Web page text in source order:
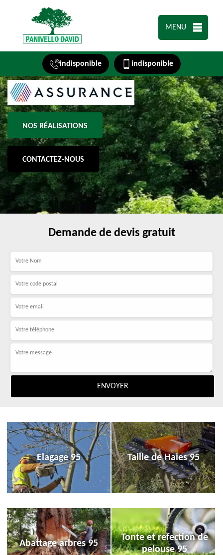
MENU
indisponible indisponible
NOS RÉALISATIONS
CONTACTEZ-NOUS
Demande de devis gratuit
Elagage 95 Taille de Haies 95
Abattage arbres 95
Tonte et refection de
pelouse 95